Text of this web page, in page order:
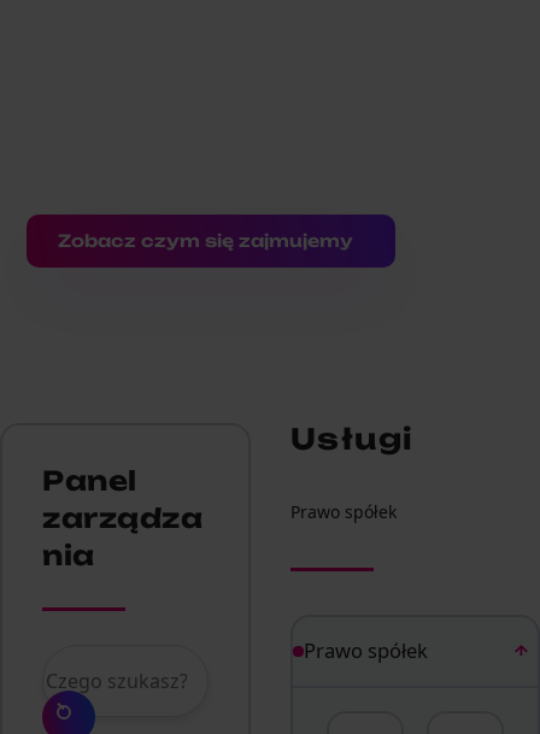
Zobacz czym się zajmujemy
Panel
zarządza
nia
Usługi
Prawo spółek
Prawo spółek